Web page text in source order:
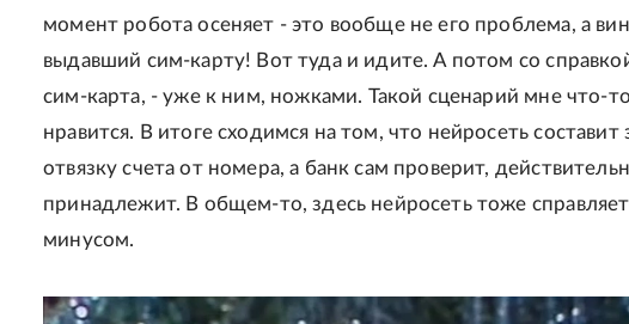
момент робота осеняет - это вообще не его проблема, а
выдавший сим-карту! Вот туда и идите. А потом со
сим-карта, - уже к ним, ножками. Такой сценарий мне что-
нравится. В итоге сходимся на том, что нейросеть составит
отвязку счета от номера, а банк сам проверит,
принадлежит. В общем-то, здесь нейросеть тоже
минусом.